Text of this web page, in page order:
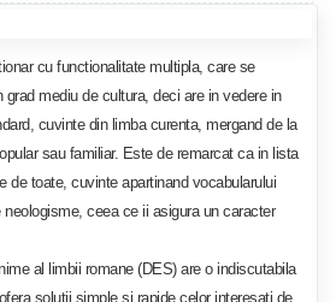
cu functionalitate multipla, care se
mediu de cultura, deci are in vedere in
cuvinte din limba curenta, mergand de la
sau familiar. Este de remarcat ca in lista
de toate, cuvinte apartinand vocabularului
ceea ce ii asigura un caracter
al limbii romane (DES) are o indiscutabila
solutii simple si rapide celor interesati de